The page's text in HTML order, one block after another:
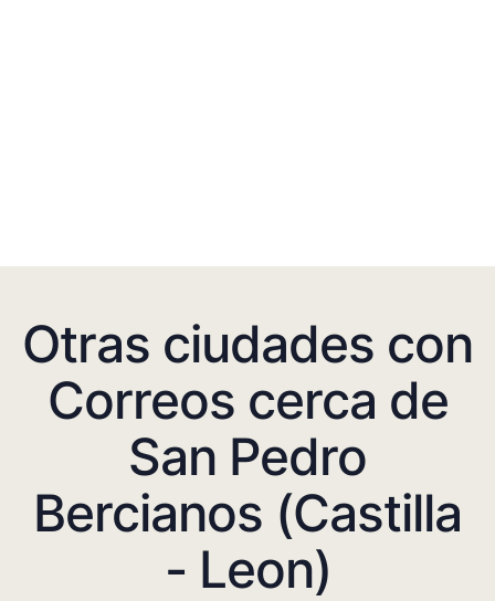
Otras ciudades con
Correos cerca de
San Pedro
Bercianos (Castilla
- Leon)